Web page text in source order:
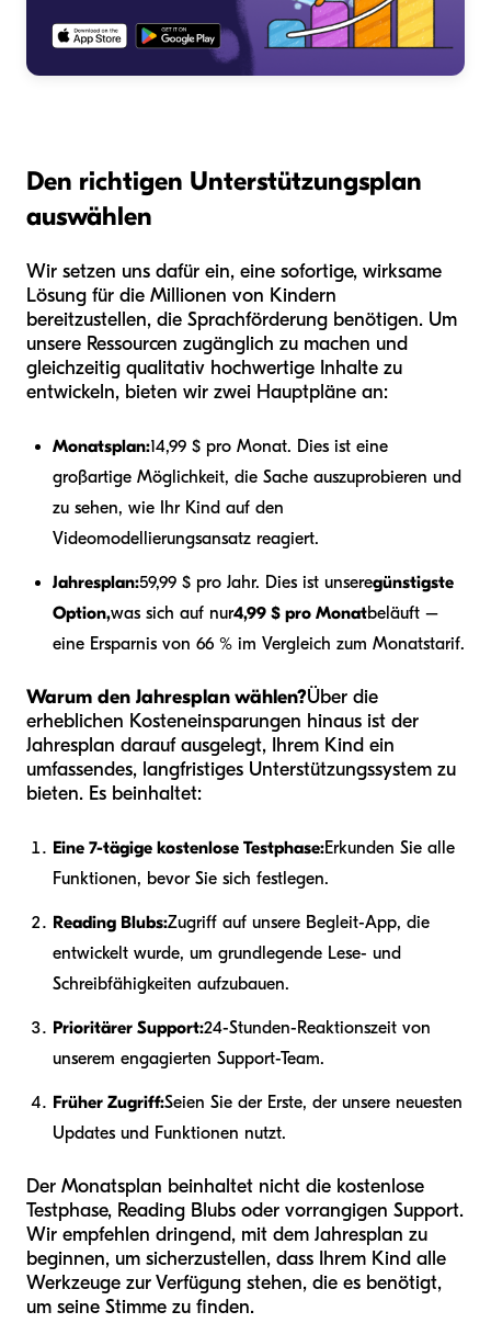
Den richtigen Unterstützungsplan
auswählen
Wir setzen uns dafür ein, eine sofortige, wirksame
Lösung für die Millionen von Kindern
bereitzustellen, die Sprachförderung benötigen. Um
unsere Ressourcen zugänglich zu machen und
gleichzeitig qualitativ hochwertige Inhalte zu
entwickeln, bieten wir zwei Hauptpläne an:
Monatsplan:14,99 $ pro Monat. Dies ist eine
großartige Möglichkeit, die Sache auszuprobieren und
zu sehen, wie Ihr Kind auf den
Videomodellierungsansatz reagiert.
Jahresplan:59,99 $ pro Jahr. Dies ist unseregünstigste
Option,was sich auf nur4,99 $ pro Monatbeläuft –
eine Ersparnis von 66 % im Vergleich zum Monatstarif.
Warum den Jahresplan wählen?Über die
erheblichen Kosteneinsparungen hinaus ist der
Jahresplan darauf ausgelegt, Ihrem Kind ein
umfassendes, langfristiges Unterstützungssystem zu
bieten. Es beinhaltet:
Eine 7-tägige kostenlose Testphase:Erkunden Sie alle
Funktionen, bevor Sie sich festlegen.
Reading Blubs:Zugriff auf unsere Begleit-App, die
entwickelt wurde, um grundlegende Lese- und
Schreibfähigkeiten aufzubauen.
Prioritärer Support:24-Stunden-Reaktionszeit von
unserem engagierten Support-Team.
Früher Zugriff:Seien Sie der Erste, der unsere neuesten
Updates und Funktionen nutzt.
Der Monatsplan beinhaltet nicht die kostenlose
Testphase, Reading Blubs oder vorrangigen Support.
Wir empfehlen dringend, mit dem Jahresplan zu
beginnen, um sicherzustellen, dass Ihrem Kind alle
Werkzeuge zur Verfügung stehen, die es benötigt,
um seine Stimme zu finden.